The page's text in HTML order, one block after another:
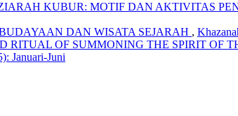
KUBUR: MOTIF DAN AKTIVITAS
DAN WISATA SEJARAH ,
RITUAL OF SUMMONING THE SPIRIT OF
Januari-Juni